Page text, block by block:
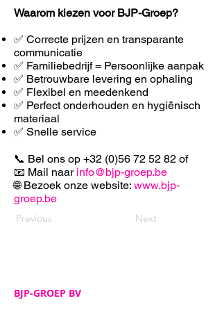
Waarom kiezen voor BJP-Groep?
✅ Correcte prijzen en transparante
communicatie
✅ Familiebedrijf = Persoonlijke aanpak
✅ Betrouwbare levering en ophaling
✅ Flexibel en meedenkend
✅ Perfect onderhouden en hygiënisch
materiaal
✅ Snelle service
📞 Bel ons op +32 (0)56 72 52 82 of
📧 Mail naar info@bjp-groep.be
🌐 Bezoek onze website: www.bjp-
groep.be
Previous Next
BJP-GROEP BV